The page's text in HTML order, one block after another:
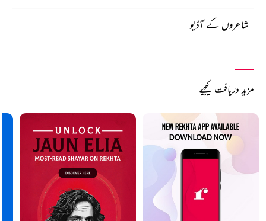
شاعروں کے آڈیو
مزید دریافت کیجیے